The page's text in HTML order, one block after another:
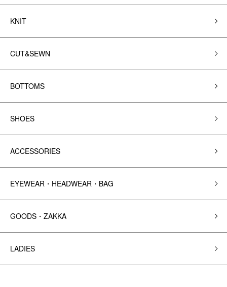
KNIT
CUT&SEWN
BOTTOMS
SHOES
ACCESSORIES
EYEWEAR・HEADWEAR・BAG
GOODS・ZAKKA
LADIES